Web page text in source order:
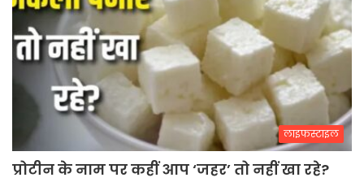
लाइफस्टाइल
प्रोटीन के नाम पर कहीं आप ‘जहर’ तो नहीं खा रहे?